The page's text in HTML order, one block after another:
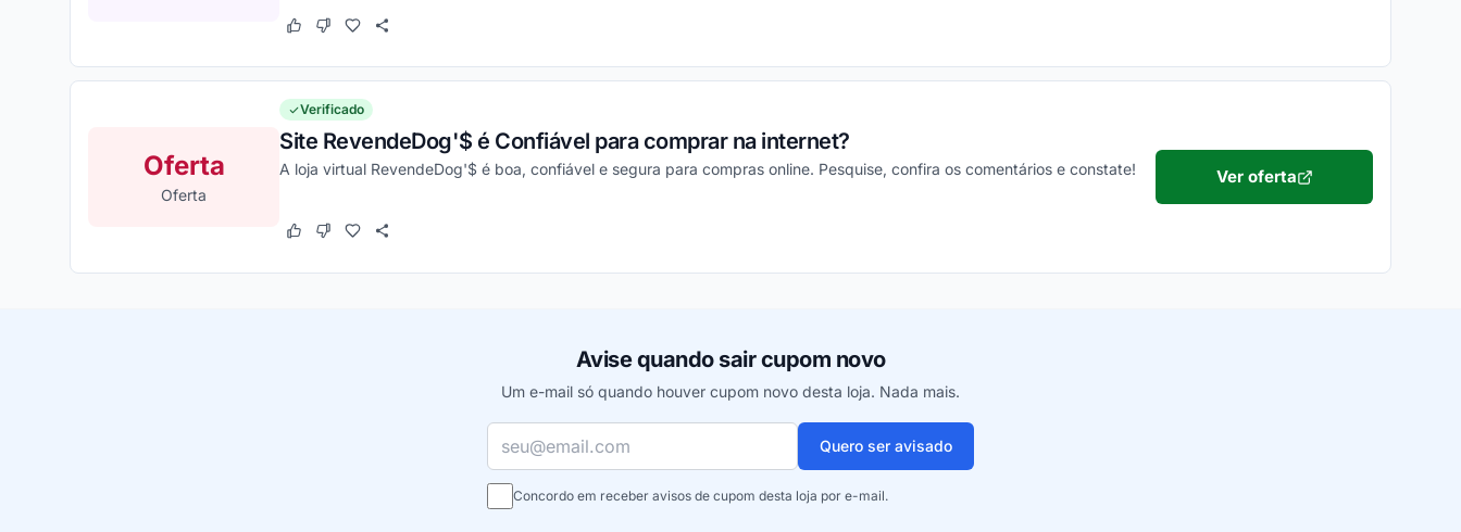
Este cupom funcionou
Este cupom não funcionou
Oferta
Oferta
Verificado
Site RevendeDog'$ é Confiável para comprar na internet?
A loja virtual RevendeDog'$ é boa, confiável e segura para compras online. Pesquise, confira os comentários e constate!
Este cupom funcionou
Este cupom não funcionou
Ver oferta
Avise quando sair cupom novo
Um e-mail só quando houver cupom novo desta loja. Nada mais.
Seu e-mail
Quero ser avisado
Concordo em receber avisos de cupom desta loja por e-mail.